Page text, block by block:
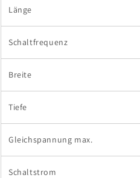
Länge
Schaltfrequenz
Breite
Tiefe
Gleichspannung max.
Schaltstrom